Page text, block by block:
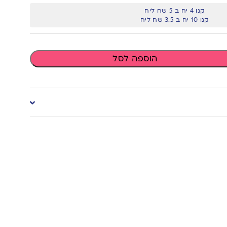
קנו 4 יח ב 5 שח ליח
קנו 10 יח ב 3.5 שח ליח
הוספה לסל